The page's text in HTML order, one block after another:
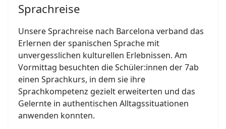
Sprachreise
Unsere Sprachreise nach Barcelona verband das
Erlernen der spanischen Sprache mit
unvergesslichen kulturellen Erlebnissen. Am
Vormittag besuchten die Schüler:innen der 7ab
einen Sprachkurs, in dem sie ihre
Sprachkompetenz gezielt erweiterten und das
Gelernte in authentischen Alltagssituationen
anwenden konnten.